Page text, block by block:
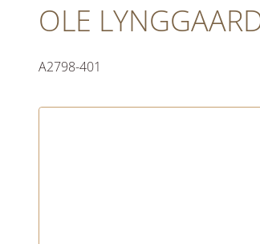
OLE
A2798-401